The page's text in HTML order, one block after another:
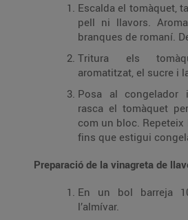
Escalda el tomàquet,
pell ni llavors.
branques de romaní.
Tritura els
aromatitzat, el sucre i
Posa al
rasca el tomàquet
com un bloc. Repeteix
fins que estigui
Preparació de la vinagreta de
En un bol barreja
l’almívar.